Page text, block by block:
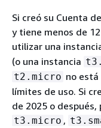
Si creó su Cuenta
y tiene menos de
utilizar una
(o una instancia
t2.micro no
límites de uso. Si
de 2025 o
t3.micro ,